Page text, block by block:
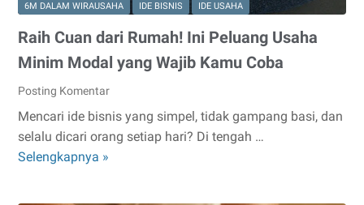
6M DALAM WIRAUSAHA IDE BISNIS IDE USAHA
Raih Cuan dari Rumah! Ini Peluang Usaha
Minim Modal yang Wajib Kamu Coba
Posting Komentar
Mencari ide bisnis yang simpel, tidak gampang basi, dan
selalu dicari orang setiap hari? Di tengah …
Selengkapnya »